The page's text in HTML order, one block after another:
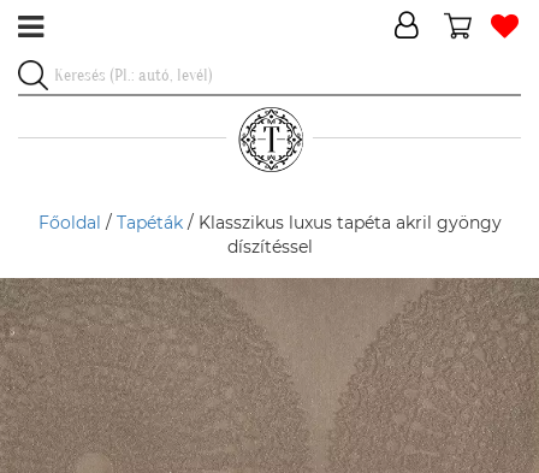
Főoldal / Tapéták/ Klasszikus luxus tapéta akril gyöngy
díszítéssel